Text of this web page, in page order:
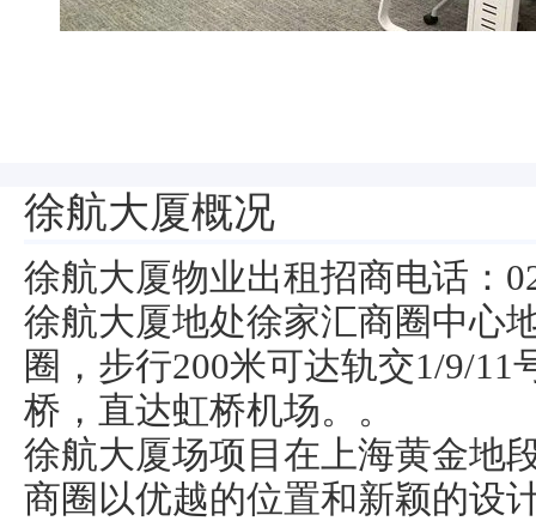
徐航大厦概况
徐航大厦物业出租招商电话：
徐航大厦地处徐家汇商圈中心
圈，步行200米可达轨交1/9/
桥，直达虹桥机场。。
徐航大厦场项目在上海黄金地
商圈以优越的位置和新颖的设